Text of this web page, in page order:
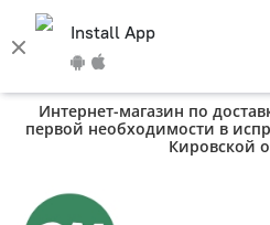
Install App
Интернет-магазин по
первой необходимости в
Кировской